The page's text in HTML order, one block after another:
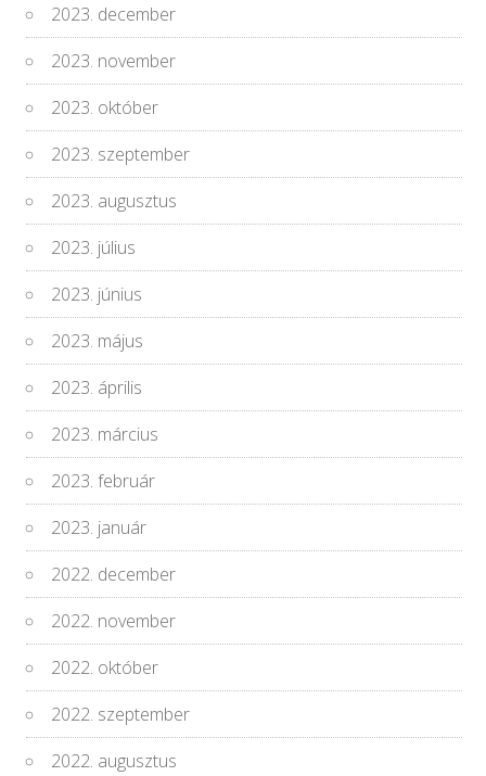
2023. december
2023. november
2023. október
2023. szeptember
2023. augusztus
2023. július
2023. június
2023. május
2023. április
2023. március
2023. február
2023. január
2022. december
2022. november
2022. október
2022. szeptember
2022. augusztus